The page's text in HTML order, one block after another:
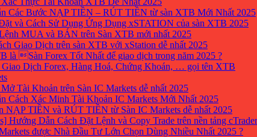
Các Bước NẠP TIỀN – RÚT TIỀN từ sàn XTB Mới Nhất 2025
và Cách Sử Dụng Ứng Dụng xSTATION của sàn XTB 2025
MUA và BÁN trên Sàn XTB mới nhất 2025
Giao Dịch trên sàn XTB với xStation dễ nhất 2025
là Sàn Forex Tốt Nhất để giao dịch trong năm 2025 ?
Giao Dịch Forex, Hàng Hoá, Chứng Khoán, … gọi tên XTB
Tài Khoản trên Sàn IC Markets dễ nhất 2025
Cách Xác Minh Tài Khoản IC Markets Mới Nhất 2025
NẠP TIỀN và RÚT TIỀN từ Sàn IC Markets dễ nhất 2025
Hướng Dẫn Cách Đặt Lệnh và Copy Trade trên nền tảng
được Nhà Đầu Tư Lớn Chọn Dùng Nhiều Nhất 2025 ?